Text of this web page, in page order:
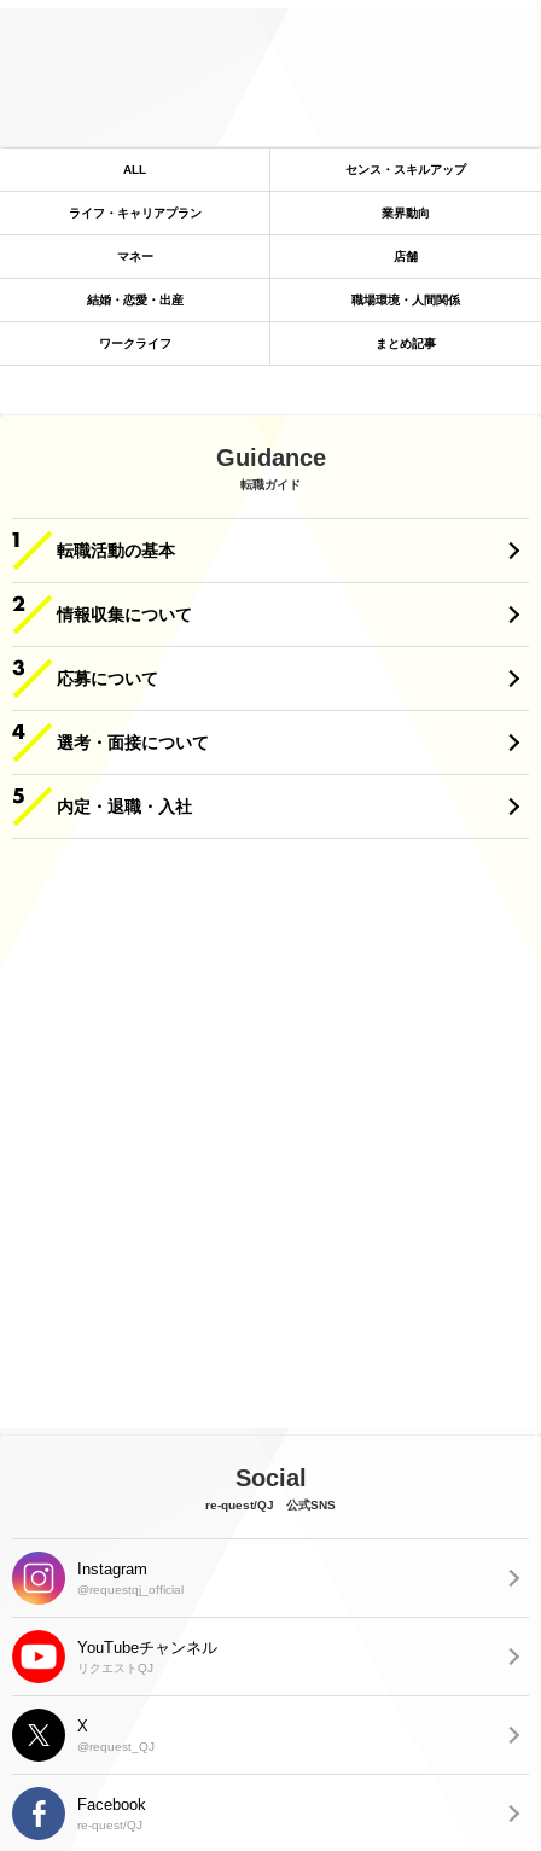
ALL センス・スキルアップ
ライフ・キャリアプラン 業界動向
マネー 店舗
結婚・恋愛・出産 職場環境・人間関係
ワークライフ まとめ記事
Guidance
転職ガイド
転職活動の基本
情報収集について
応募について
選考・面接について
内定・退職・入社
Social
re-quest/QJ 公式SNS
Instagram
@requestqj_official
YouTubeチャンネル
リクエストQJ
X
@request_QJ
Facebook
re-quest/QJ